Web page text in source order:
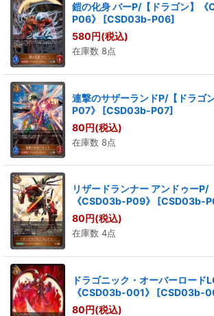
鎧の化身 バーP/【ドラゴン】
P06》
[CSD03b-P06]
580円(税込)
在庫数 8点
連撃のサザーランドP/【ドラゴ
P07》
[CSD03b-P07]
80円(税込)
在庫数 8点
リザードランナー アンドゥーP/
《CSD03b-P09》
[CSD03b-
80円(税込)
在庫数 4点
ドラゴニック・オーバーロード
《CSD03b-001》
[CSD03b-
80円(税込)